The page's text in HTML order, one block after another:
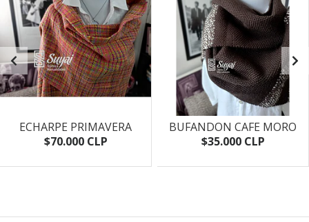
ECHARPE PRIMAVERA
$70.000 CLP
BUFANDON CAFE MORO
$35.000 CLP